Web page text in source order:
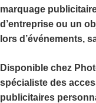
marquage
d’entreprise ou un
lors d’événements,
Disponible chez
spécialiste des
publicitaires